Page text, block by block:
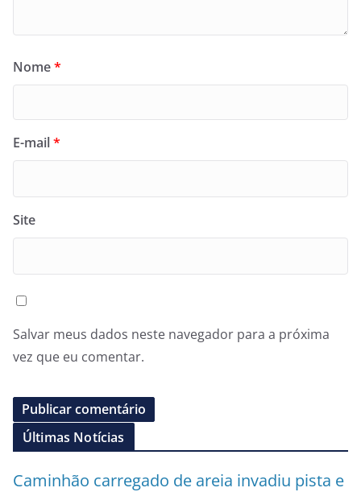
Nome*
E-mail*
Site
Salvar meus dados neste navegador para a próxima
vez que eu comentar.
Últimas Notícias
Caminhão carregado de areia invadiu pista e